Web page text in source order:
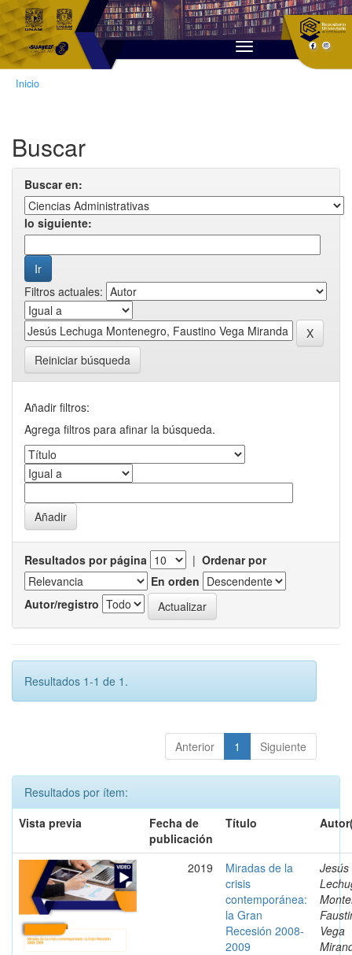
Skip
navigation
Inicio
Buscar
Buscar en:
lo siguiente:
Filtros actuales:
Reiniciar búsqueda
Añadir filtros:
Agrega filtros para afinar la búsqueda.
Resultados por página | Ordenar por
En orden
Autor/registro
Resultados 1-1 de 1.
Anterior 1 Siguiente
Resultados por ítem:
Vista previa
Fecha de
publicación
Título
2019
Miradas de la
crisis
contemporánea:
la Gran
Recesión 2008-
2009
Jesús
Vega